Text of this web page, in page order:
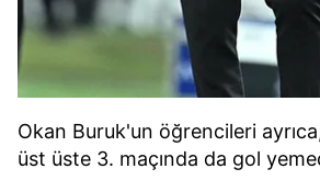
Okan Buruk'un öğrencileri
üst üste 3. maçında da gol